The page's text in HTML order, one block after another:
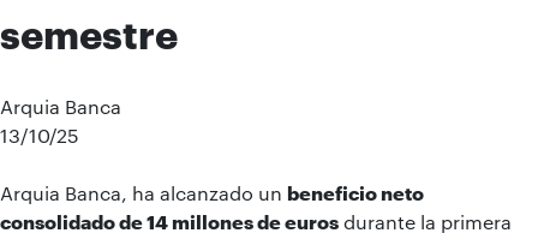
semestre
Arquia Banca
13/10/25
Arquia Banca, ha alcanzado un beneficio neto
consolidado de 14 millones de euros durante la primera